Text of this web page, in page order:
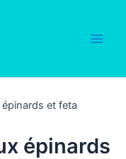
et feta
épinards